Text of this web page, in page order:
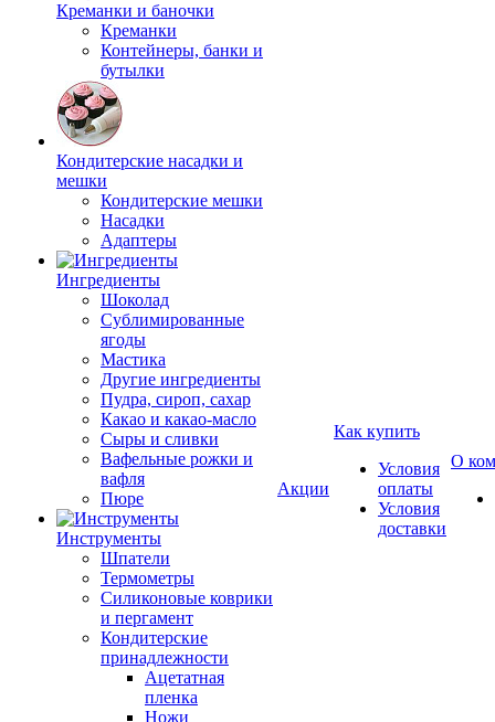
Креманки и баночки
Креманки
Контейнеры, банки и
бутылки
Кондитерские насадки и
мешки
Кондитерские мешки
Насадки
Адаптеры
Ингредиенты
Шоколад
Сублимированные
ягоды
Мастика
Другие ингредиенты
Пудра, сироп, сахар
Какао и какао-масло
Сыры и сливки
Вафельные рожки и
вафля
Пюре
Инструменты
Шпатели
Термометры
Силиконовые коврики
и пергамент
Кондитерские
принадлежности
Ацетатная
пленка
Ножи
Акции
Как купить
Условия
оплаты
Условия
доставки
О